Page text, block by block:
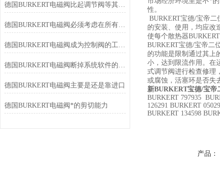
德国BURKERT电磁阀比起调节阀等其它种类执行器易于安装维护
德国BURKERT电磁阀必须考虑在所有操作工况下
德国BURKERT电磁阀成为控制阀的工业域中发展快的一种阀门
德国BURKERT电磁阀断掉系统软件的气源管道
德国BURKERT电磁阀主要是还是靠进口
德国BURKERT电磁阀*的剪切能力
性。
BURKERT宝德/宝帝
的安装、使用，均应改
使每个散热器
BURKERT宝德/宝帝二
的功能是限制通过其上
小，达到限流作用。在
式调节阀进行检查修理
或腐蚀，活塞环是否失
新BURKERT宝德/宝帝
BURKERT 797935
126291 BURKERT
BURKERT 134598
产品：